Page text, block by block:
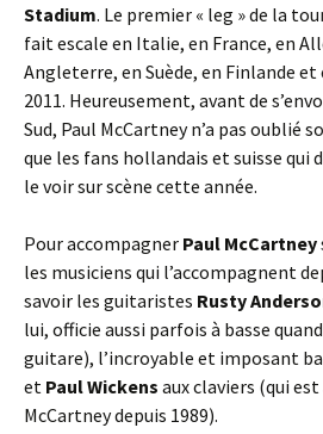
Stadium. Le premier « leg » de la
fait escale en Italie, en France, en
Angleterre, en Suède, en Finlande et
2011. Heureusement, avant de
Sud, Paul McCartney n’a pas oublié
que les fans hollandais et suisse qui
le voir sur scène cette année.
Pour accompagner Paul McCartney
les musiciens qui l’accompagnent
savoir les guitaristes Rusty
lui, officie aussi parfois à basse
guitare), l’incroyable et imposant
et Paul Wickens aux claviers (qui est
McCartney depuis 1989).